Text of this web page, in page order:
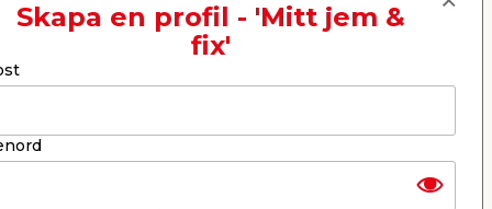
Skapa en profil - 'Mitt jem &
fix'